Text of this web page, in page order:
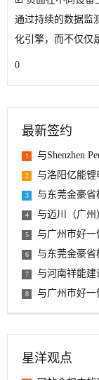
通过持续的数据监
化引擎，而不仅仅
0
最新签约
1 与Shenzhen
2 与洛阳亿能锂
3 与东莞金豪省
4 与迈川（广州
5 与广州市好一
6 与东莞金豪省
7 与河南祥能建
8 与广州市好一
星洋观点